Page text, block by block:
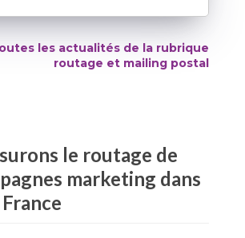
les actualités de la rubrique
routage et mailing postal
le routage de
marketing dans